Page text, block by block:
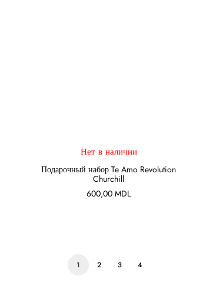
ПОДРОБНЕЕ
Нет в наличии
Подарочный набор Te Amo Revolution
Churchill
600,00MDL
1 2 3 4